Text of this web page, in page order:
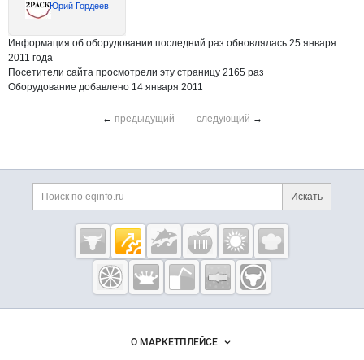
Юрий Гордеев
Информация об оборудовании последний раз обновлялась 25 января
2011 года
Посетители сайта просмотрели эту страницу 2165 раз
Оборудование добавлено 14 января 2011
← предыдущий следующий →
Дополнительная информация
Поиск по сайту и
Искать
Cсылки на полезные проекты
Eqinfo.ru —
пищевое
оборудование
и упаковка
Важные разделы и контакты
Навигация по сайтуО МАРКЕТПЛЕЙСЕ